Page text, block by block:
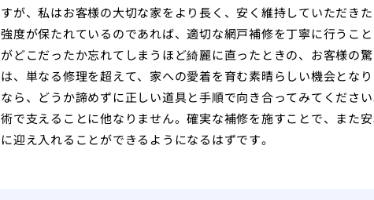
すが、私はお客様の大切な家をより長く、安く維持していただき
強度が保たれているのであれば、適切な網戸補修を丁寧に行うこ
がどこだったか忘れてしまうほど綺麗に直ったときの、お客様の
は、単なる修理を超えて、家への愛着を育む素晴らしい機会とな
なら、どうか諦めずに正しい道具と手順で向き合ってみてくださ
術で支えることに他なりません。確実な補修を施すことで、また
に迎え入れることができるようになるはずです。